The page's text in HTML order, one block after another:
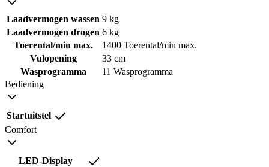
Laadvermogen wassen 9 kg
Laadvermogen drogen 6 kg
Toerental/min max.
1400 Toerental/min max.
Vulopening
33 cm
Wasprogramma
11 Wasprogramma
Bediening
Startuitstel
Comfort
LED-Display